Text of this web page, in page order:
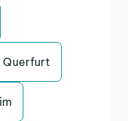
Querfurt